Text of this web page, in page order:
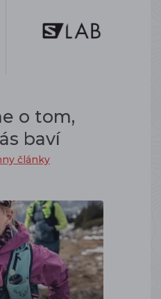
o tom,
baví
články